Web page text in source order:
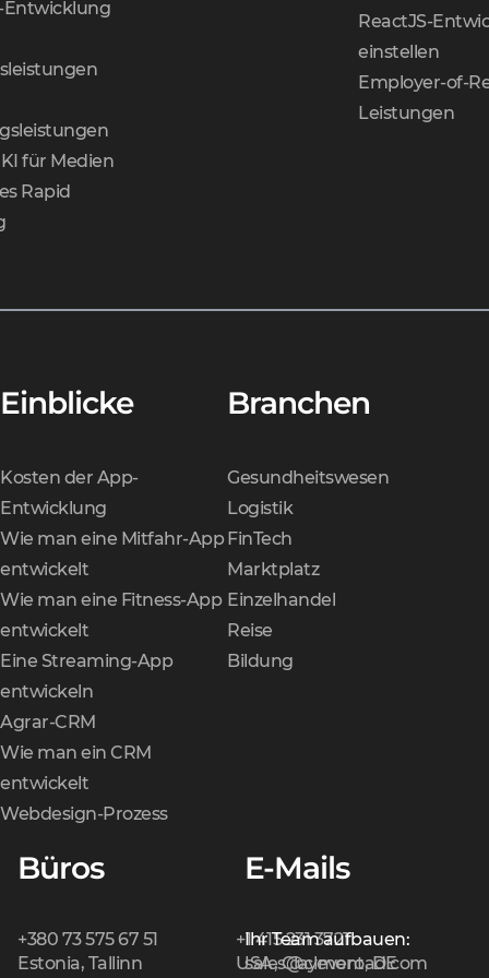
für Medien
Rapid
ReactJS-
einstellen
Employer-of-
Leistungen
Einblicke
Kosten der App-
Entwicklung
Wie man eine Mitfahr-App
entwickelt
Wie man eine Fitness-App
entwickelt
Eine Streaming-App
entwickeln
Agrar-CRM
Wie man ein CRM
entwickelt
Webdesign-Prozess
Branchen
Gesundheitswesen
Logistik
FinTech
Marktplatz
Einzelhandel
Reise
Bildung
Büros
+380 73 575 67 51
Estonia, Tallinn
+1 415 231 3721
USA, Claymont, DE
E-Mails
Ihr Team aufbauen:
sales@cleveroad.com